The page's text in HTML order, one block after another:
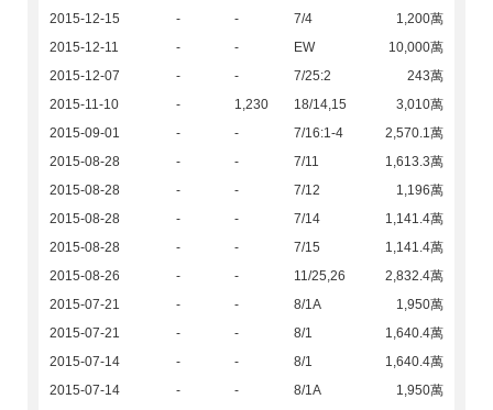
2015-12-15
- - 7/4
1,200萬
2015-12-11
- - EW
10,000萬
2015-12-07
- - 7/25:2
243萬
2015-11-10
- 1,230 18/14,15
3,010萬
2015-09-01
- - 7/16:1-4
2,570.1萬
2015-08-28
- - 7/11
1,613.3萬
2015-08-28
- - 7/12
1,196萬
2015-08-28
- - 7/14
1,141.4萬
2015-08-28
- - 7/15
1,141.4萬
2015-08-26
- - 11/25,26
2,832.4萬
2015-07-21
- - 8/1A
1,950萬
2015-07-21
- - 8/1
1,640.4萬
2015-07-14
- - 8/1
1,640.4萬
2015-07-14
- - 8/1A
1,950萬